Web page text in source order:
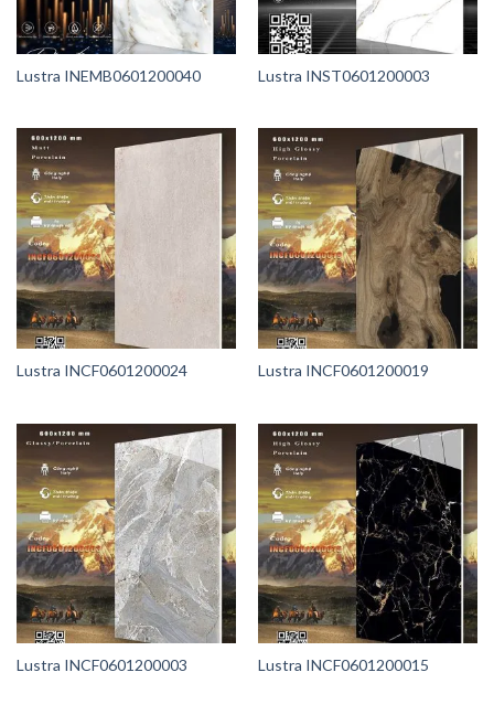
Lustra INEMB0601200040 Lustra INST0601200003
Lustra INCF0601200024 Lustra INCF0601200019
Lustra INCF0601200003 Lustra INCF0601200015